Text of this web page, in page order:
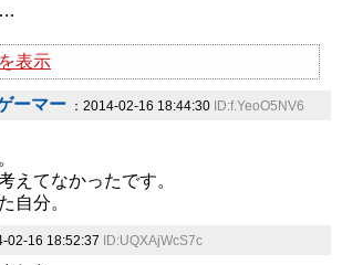
…
表示
ーマー ：2014-02-16 18:44:30 ID:f.YeoO5NV6
えてなかったです。
自分。
02-16 18:52:37 ID:UQXAjWcS7c